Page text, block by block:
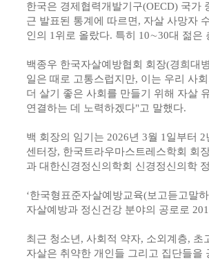
한국은 경제협력개발기구(OECD) 국가
근 발표된 통계에 따르면, 자살 사망자
인의 1위로 올랐다. 특히 10∼30대 젊은
백종우 한국자살예방협회 회장(경희대
일은 때로 고통스럽지만, 이는 우리 사
더 살기 좋은 사회를 만들기 위해 자살
연결하는 데 노력하겠다"고 말했다.
백 회장의 임기는 2026년 3월 1일부터
센터장, 한국트라우마스트레스학회 회
과 대한신경정신의학회 신경정신의학
‘한국형표준자살예방교육(보고듣고말
자살예방과 정신건강 분야의 공로로
최근 청소년, 사회적 약자, 소외계층,
자살은 취약한 개인들 그리고 집단들을